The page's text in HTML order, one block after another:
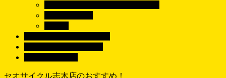
セオサイクル志木店のおすすめ！